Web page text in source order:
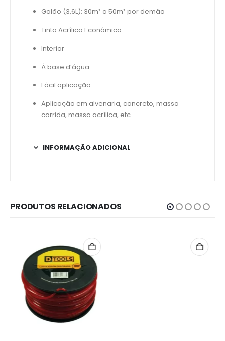
Galão (3,6L): 30m² a 50m² por demão
Tinta Acrílica Econômica
Interior
À base d’água
Fácil aplicação
Aplicação em alvenaria, concreto, massa
corrida, massa acrílica, etc
INFORMAÇÃO ADICIONAL
PRODUTOS RELACIONADOS